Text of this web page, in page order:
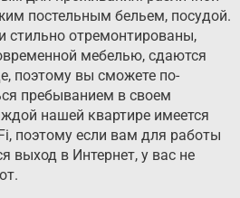
постельным бельем, посудой.
стильно отремонтированы,
мебелью, сдаются
поэтому вы сможете по-
пребыванием в своем
нашей квартире имеется
поэтому если вам для работы
выход в Интернет, у вас не